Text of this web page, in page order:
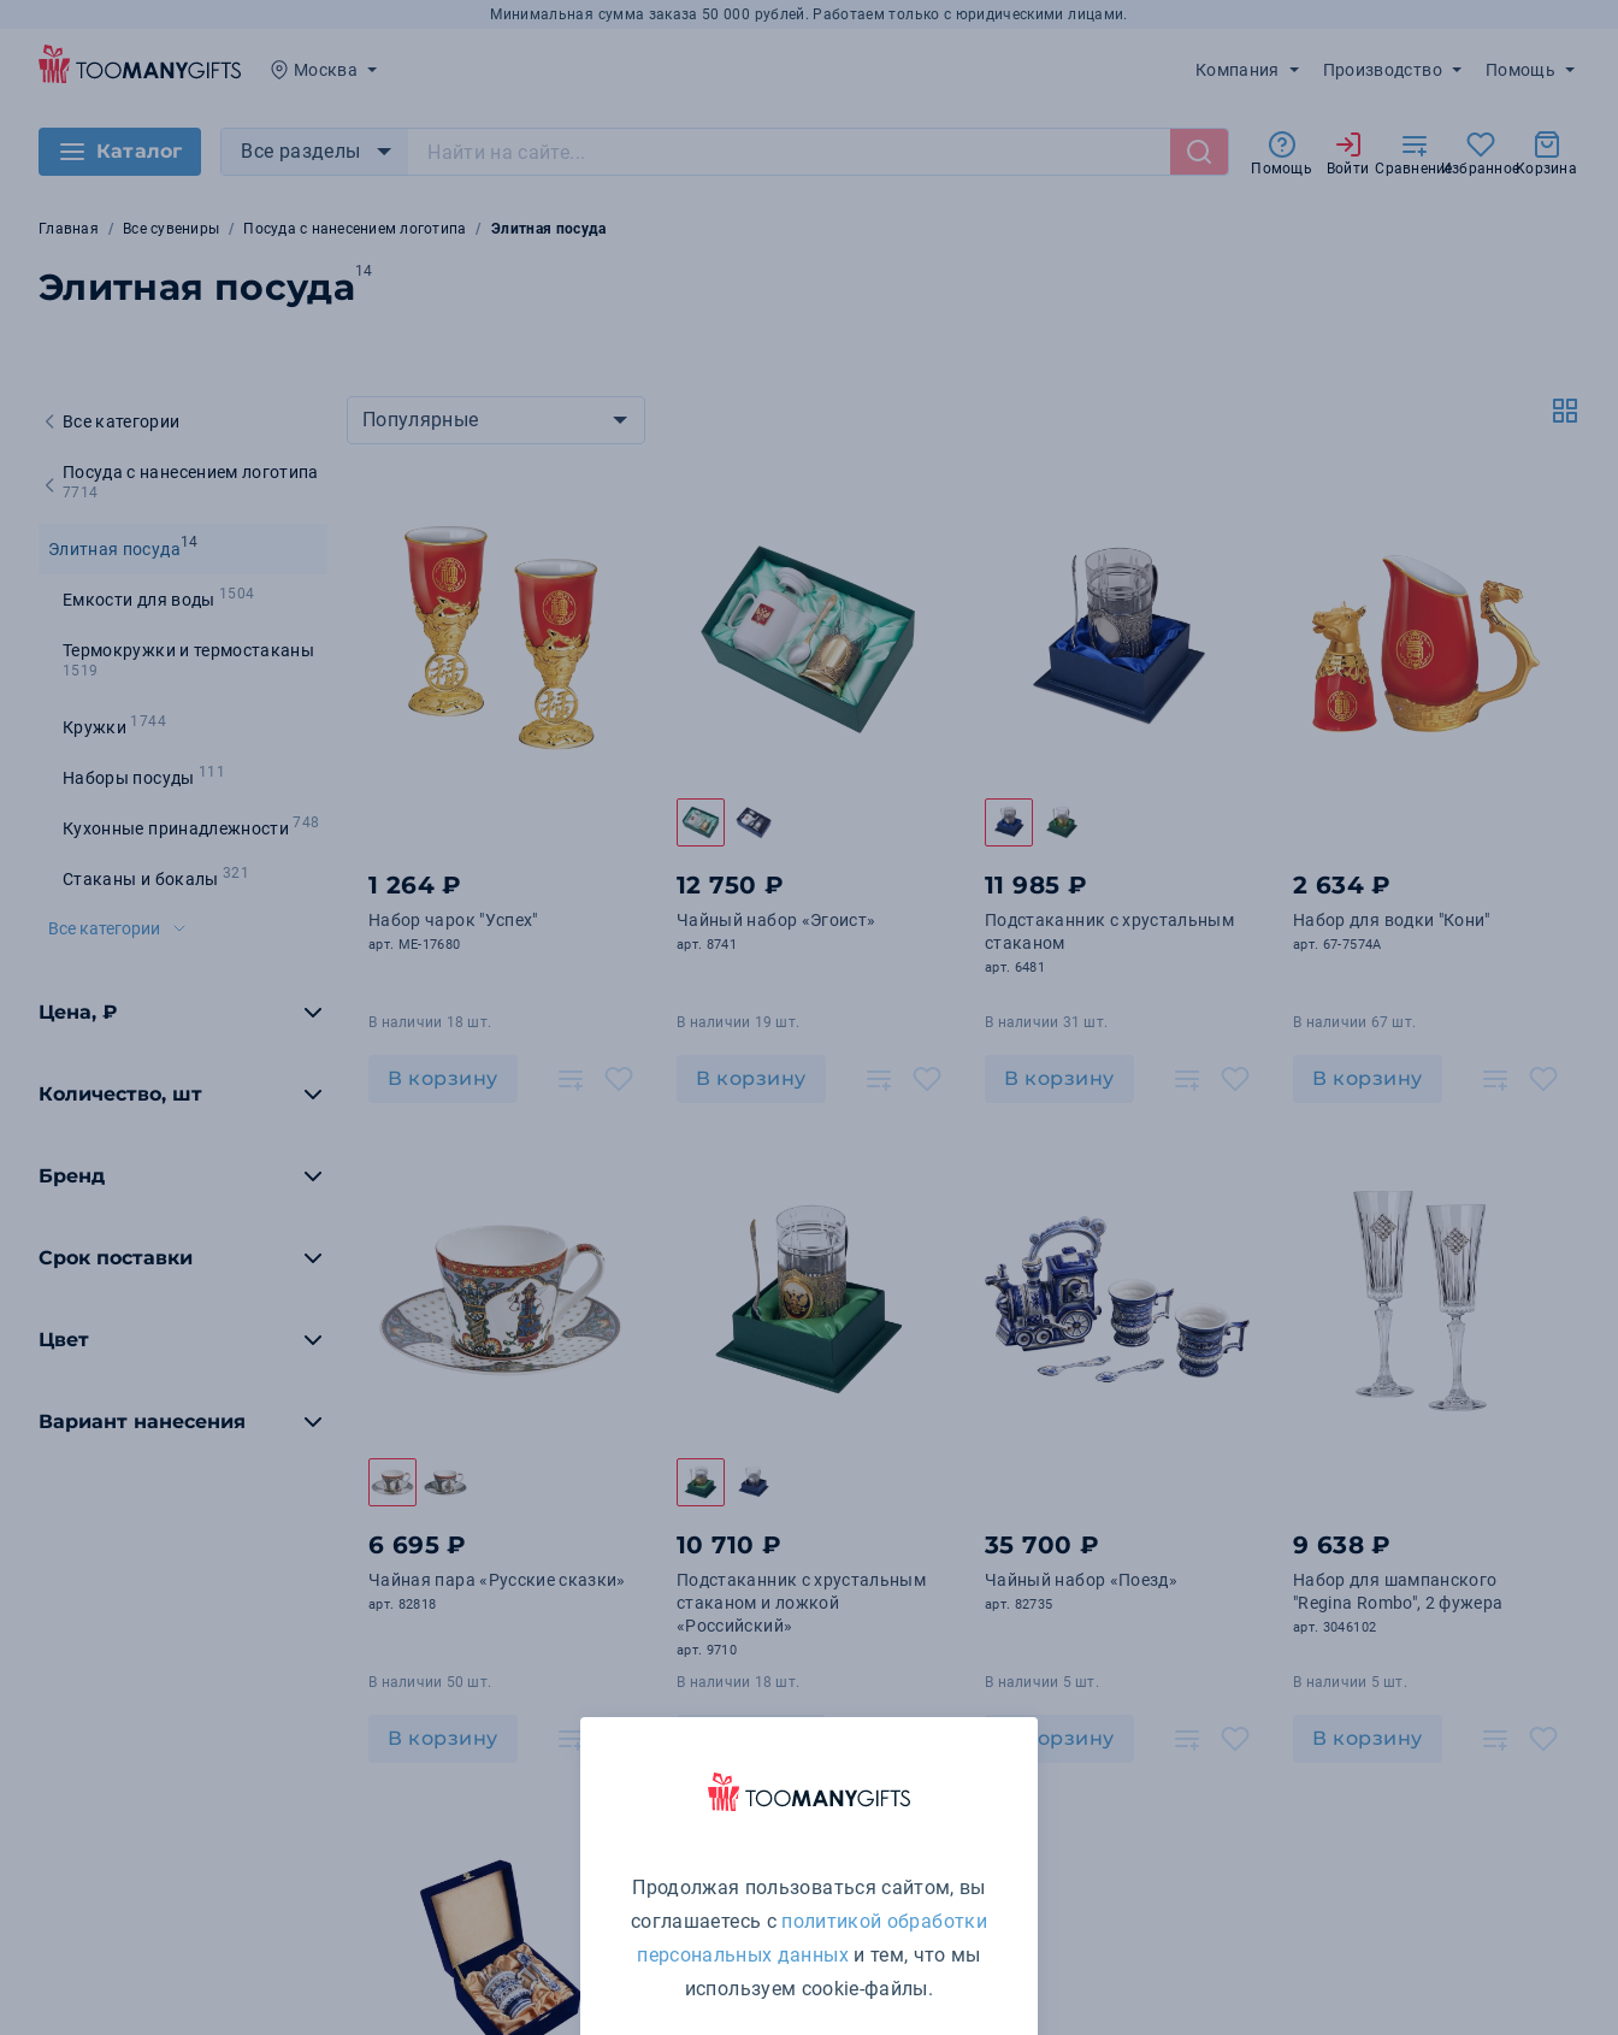
Минимальная сумма заказа 50 000 рублей. Работаем только с юридическими лицами.
Москва Компания Производство Помощь
Каталог Все разделы
Помощь Войти СравнениеИзбранноеКорзина
Главная Все сувениры Посуда с нанесением логотипа Элитная посуда
Элитная посуда14
Все категории
Посуда с нанесением логотипа
7714
Элитная посуда14
Емкости для воды 1504
Термокружки и термостаканы
1519
Кружки 1744
Наборы посуды 111
Кухонные принадлежности 748
Стаканы и бокалы 321
Все категории
Цена, ₽
Количество, шт
Бренд
Срок поставки
Цвет
Вариант нанесения
Популярные
1 264 ₽
Набор чарок "Успех"
арт. ME-17680
В наличии 18 шт.
В корзину
12 750 ₽
Чайный набор «Эгоист»
арт. 8741
В наличии 19 шт.
В корзину
11 985 ₽
Подстаканник с хрустальным
стаканом
арт. 6481
В наличии 31 шт.
В корзину
2 634 ₽
Набор для водки "Кони"
арт. 67-7574A
В наличии 67 шт.
В корзину
6 695 ₽
Чайная пара «Русские сказки»
арт. 82818
В наличии 50 шт.
В корзину
10 710 ₽
Подстаканник с хрустальным
стаканом и ложкой
«Российский»
арт. 9710
В наличии 18 шт.
35 700 ₽
Чайный набор «Поезд»
арт. 82735
В наличии 5 шт.
В корзину
9 638 ₽
Набор для шампанского
"Regina Rombo", 2 фужера
арт. 3046102
В наличии 5 шт.
В корзину
Продолжая пользоваться сайтом, вы
соглашаетесь с политикой обработки
персональных данныхи тем, что мы
используем cookie-файлы.